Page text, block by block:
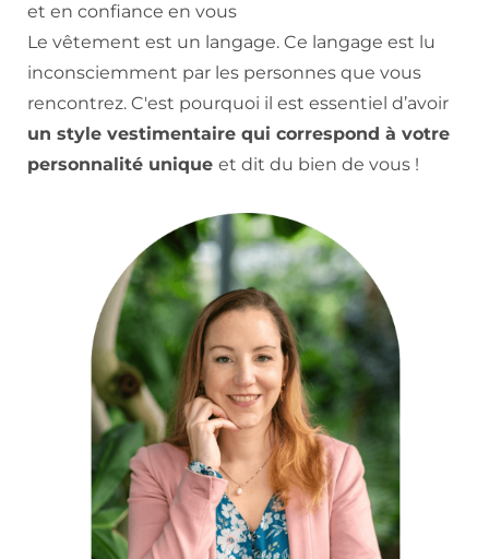
et en confiance en vous
Le vêtement est un langage. Ce langage est lu
inconsciemment par les personnes que vous
rencontrez. C'est pourquoi il est essentiel d’avoir
un style vestimentaire qui correspond à votre
personnalité unique et dit du bien de vous !